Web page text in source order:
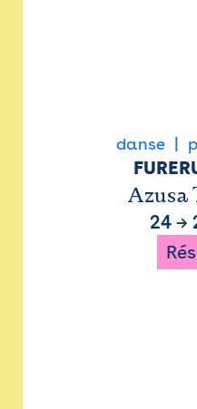
danse
Azusa
24→